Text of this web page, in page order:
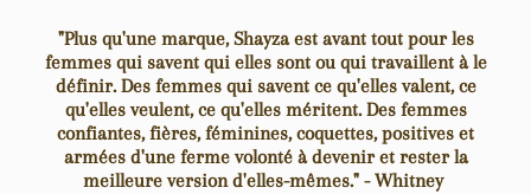
"Plus qu'une marque, Shayza est avant tout pour les
femmes qui savent qui elles sont ou qui travaillent à le
définir. Des femmes qui savent ce qu'elles valent, ce
qu'elles veulent, ce qu'elles méritent. Des femmes
confiantes, fières, féminines, coquettes, positives et
armées d'une ferme volonté à devenir et rester la
meilleure version d'elles-mêmes." - Whitney